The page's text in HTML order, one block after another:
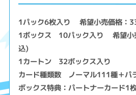
1パック6枚入り 希望小売価格：
1ボックス 10パック入り 希望小
込)
1カートン 32ボックス入り
カード種類数 ノーマル111種＋パ
ボックス特典：パートナーカード1